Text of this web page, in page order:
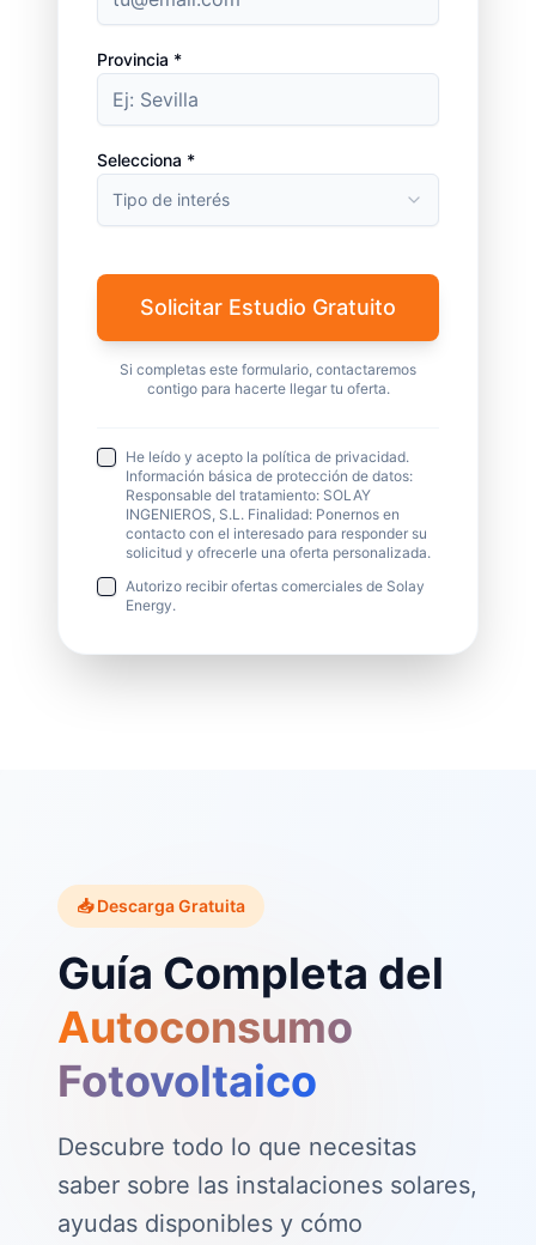
Provincia *
Selecciona *
Tipo de interés
Solicitar Estudio Gratuito
Si completas este formulario, contactaremos
contigo para hacerte llegar tu oferta.
He leído y acepto la política de privacidad.
Información básica de protección de datos:
Responsable del tratamiento: SOLAY
INGENIEROS, S.L. Finalidad: Ponernos en
contacto con el interesado para responder su
solicitud y ofrecerle una oferta personalizada.
Autorizo recibir ofertas comerciales de Solay
Energy.
📥 Descarga Gratuita
Guía Completa del
Autoconsumo
Fotovoltaico
Descubre todo lo que necesitas
saber sobre las instalaciones solares,
ayudas disponibles y cómo